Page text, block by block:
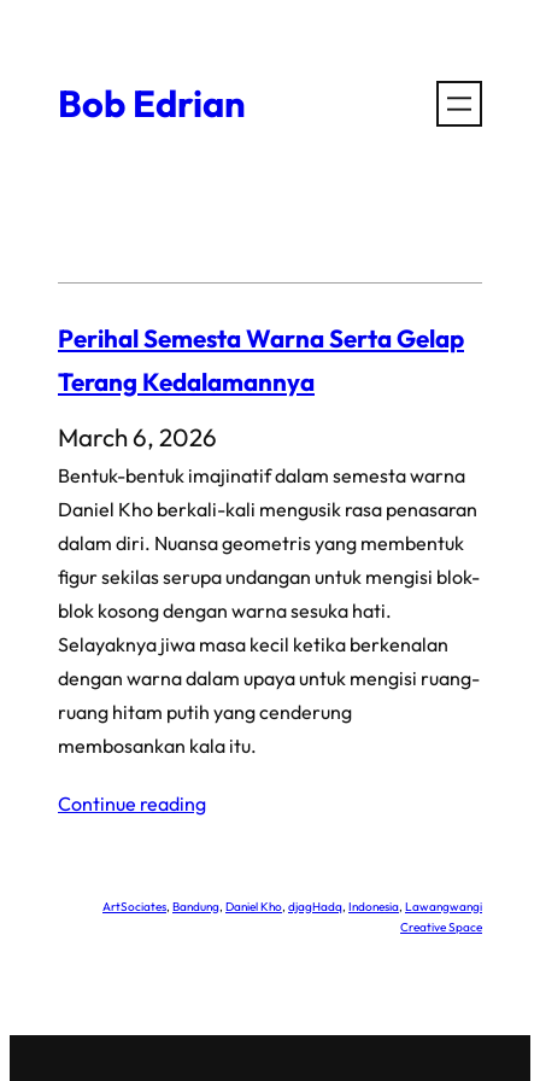
contentBob Edrian
Perihal Semesta Warna Serta Gelap
Terang Kedalamannya
March 6, 2026
Bentuk-bentuk imajinatif dalam semesta warna
Daniel Kho berkali-kali mengusik rasa penasaran
dalam diri. Nuansa geometris yang membentuk
figur sekilas serupa undangan untuk mengisi blok-
blok kosong dengan warna sesuka hati.
Selayaknya jiwa masa kecil ketika berkenalan
dengan warna dalam upaya untuk mengisi ruang-
ruang hitam putih yang cenderung
membosankan kala itu.
Continue reading
ArtSociates, Bandung, Daniel Kho, djagHadq, Indonesia, Lawangwangi
Creative Space